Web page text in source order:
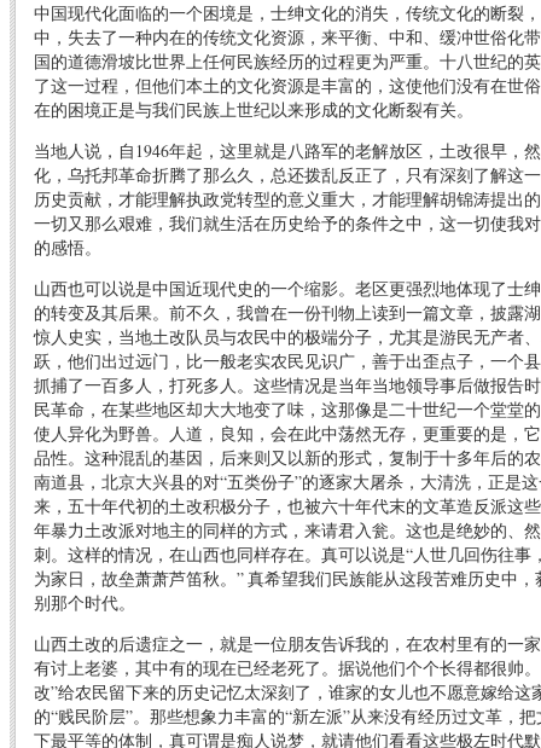
中国现代化面临的一个困境是，士绅文化的消失，传统文化的断裂
中，失去了一种内在的传统文化资源，来平衡、中和、缓冲世俗化
国的道德滑坡比世界上任何民族经历的过程更为严重。十八世纪的
了这一过程，但他们本土的文化资源是丰富的，这使他们没有在世
在的困境正是与我们民族上世纪以来形成的文化断裂有关。
当地人说，自1946年起，这里就是八路军的老解放区，土改很早，
化，乌托邦革命折腾了那么久，总还拨乱反正了，只有深刻了解这
历史贡献，才能理解执政党转型的意义重大，才能理解胡锦涛提出
一切又那么艰难，我们就生活在历史给予的条件之中，这一切使我
的感悟。
山西也可以说是中国近现代史的一个缩影。老区更强烈地体现了士
的转变及其后果。前不久，我曾在一份刊物上读到一篇文章，披露
惊人史实，当地土改队员与农民中的极端分子，尤其是游民无产者
跃，他们出过远门，比一般老实农民见识广，善于出歪点子，一个
抓捕了一百多人，打死多人。这些情况是当年当地领导事后做报告
民革命，在某些地区却大大地变了味，这那像是二十世纪一个堂堂
使人异化为野兽。人道，良知，会在此中荡然无存，更重要的是，
品性。这种混乱的基因，后来则又以新的形式，复制于十多年后的
南道县，北京大兴县的对“五类份子”的逐家大屠杀，大清洗，正是
来，五十年代初的土改积极分子，也被六十年代末的文革造反派这
年暴力土改派对地主的同样的方式，来请君入瓮。这也是绝妙的、
刺。这样的情况，在山西也同样存在。真可以说是“人世几回伤往事
为家日，故垒萧萧芦笛秋。” 真希望我们民族能从这段苦难历史中
别那个时代。
山西土改的后遗症之一，就是一位朋友告诉我的，在农村里有的一
有讨上老婆，其中有的现在已经老死了。据说他们个个长得都很帅
改”给农民留下来的历史记忆太深刻了，谁家的女儿也不愿意嫁给这
的“贱民阶层”。那些想象力丰富的“新左派”从来没有经历过文革，
下最平等的体制，真可谓是痴人说梦，就请他们看看这些极左时代